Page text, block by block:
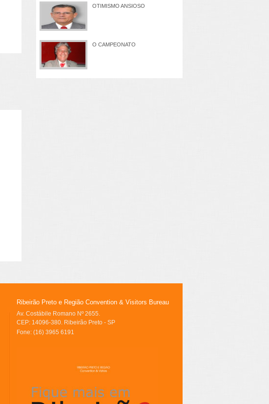
OTIMISMO ANSIOSO
O CAMPEONATO
Ribeirão Preto e Região Convention & Visitors Bureau
Av. Costábile Romano Nº 2655.
CEP: 14096-380. Ribeirão Preto - SP
Fone: (16) 3965 6191